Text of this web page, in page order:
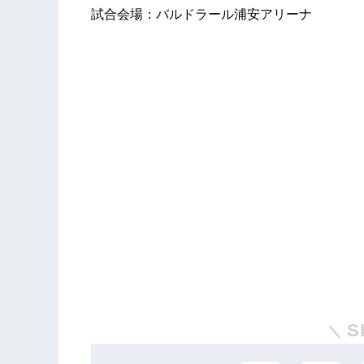
試合会場：バルドラール浦安アリーナ